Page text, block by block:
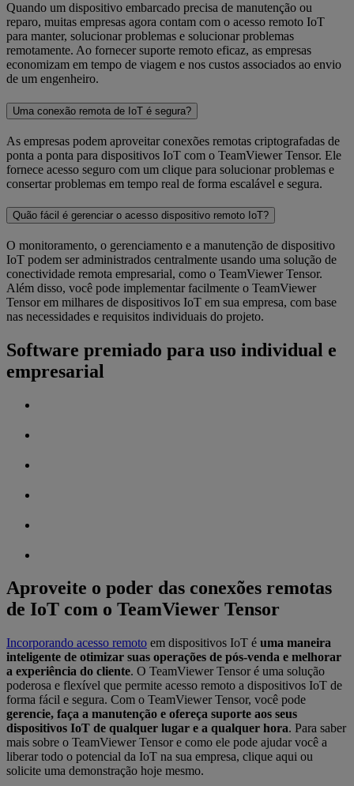
Quando um dispositivo embarcado precisa de manutenção ou
reparo, muitas empresas agora contam com o acesso remoto IoT
para manter, solucionar problemas e solucionar problemas
remotamente. Ao fornecer suporte remoto eficaz, as empresas
economizam em tempo de viagem e nos custos associados ao envio
de um engenheiro.
Uma conexão remota de IoT é segura?
As empresas podem aproveitar conexões remotas criptografadas de
ponta a ponta para dispositivos IoT com o TeamViewer Tensor. Ele
fornece acesso seguro com um clique para solucionar problemas e
consertar problemas em tempo real de forma escalável e segura.
Quão fácil é gerenciar o acesso dispositivo remoto IoT?
O monitoramento, o gerenciamento e a manutenção de dispositivo
IoT podem ser administrados centralmente usando uma solução de
conectividade remota empresarial, como o TeamViewer Tensor.
Além disso, você pode implementar facilmente o TeamViewer
Tensor em milhares de dispositivos IoT em sua empresa, com base
nas necessidades e requisitos individuais do projeto.
Software premiado para uso individual e
empresarial
Aproveite o poder das conexões remotas
de IoT com o TeamViewer Tensor
Incorporando acesso remoto em dispositivos IoT é uma maneira
inteligente de otimizar suas operações de pós-venda e melhorar
a experiência do cliente. O TeamViewer Tensor é uma solução
poderosa e flexível que permite acesso remoto a dispositivos IoT de
forma fácil e segura. Com o TeamViewer Tensor, você pode
gerencie, faça a manutenção e ofereça suporte aos seus
dispositivos IoT de qualquer lugar e a qualquer hora. Para saber
mais sobre o TeamViewer Tensor e como ele pode ajudar você a
liberar todo o potencial da IoT na sua empresa, clique aqui ou
solicite uma demonstração hoje mesmo.